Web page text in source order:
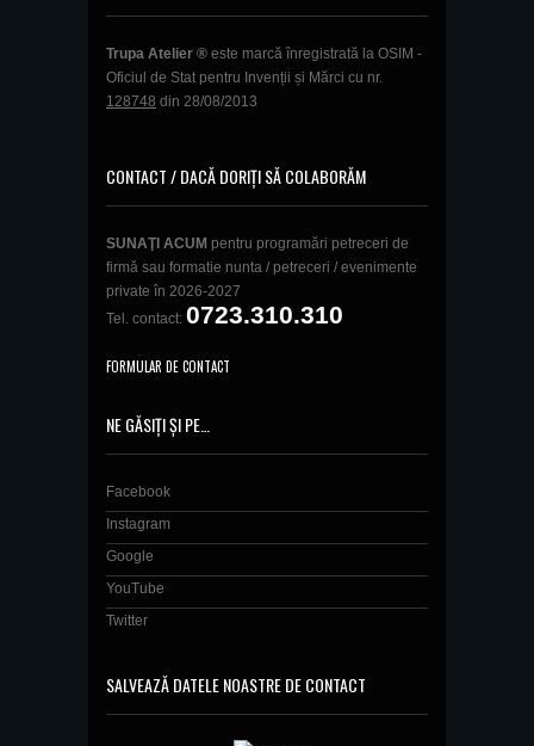
Trupa Atelier ® este marcă înregistrată la OSIM -
Oficiul de Stat pentru Invenții și Mărci cu nr.
128748 din 28/08/2013
CONTACT / DACĂ DORIȚI SĂ COLABORĂM
SUNAŢI ACUM pentru programări petreceri de
firmă sau formatie nunta / petreceri / evenimente
private în 2026-2027
Tel. contact: 0723.310.310
FORMULAR DE CONTACT
NE GĂSIȚI ȘI PE…
Facebook
Instagram
Google
YouTube
Twitter
SALVEAZĂ DATELE NOASTRE DE CONTACT